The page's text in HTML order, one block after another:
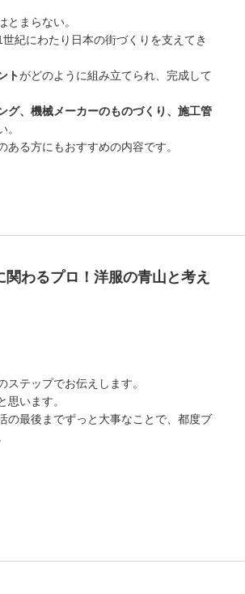
とまらない。
紀にわたり日本の街づくりを支えてき
トがどのように組み立てられ、完成して
グ、機械メーカーのものづくり、施工管
ある方にもおすすめの内容です。
わるプロ！洋服の青山と考え
テップでお伝えします。
います。
の最後までずっと大事なことで、都度ブ